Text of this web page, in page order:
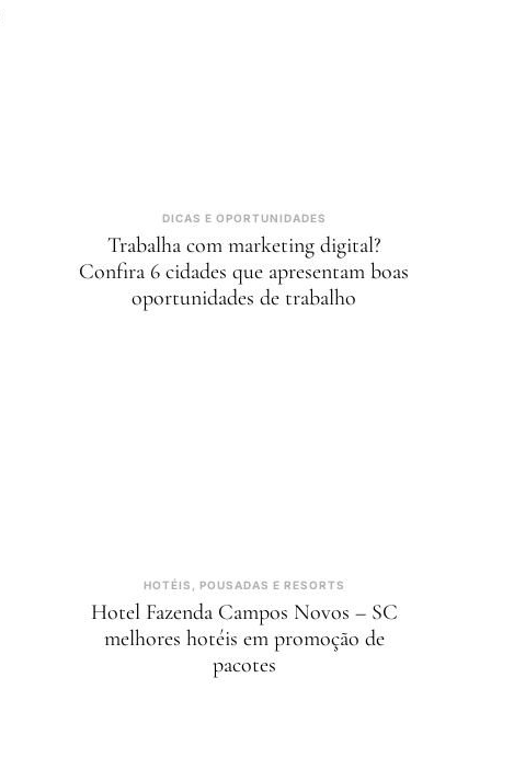
DICAS E OPORTUNIDADES
Trabalha com marketing digital?
Confira 6 cidades que apresentam boas
oportunidades de trabalho
HOTÉIS, POUSADAS E RESORTS
Hotel Fazenda Campos Novos – SC
melhores hotéis em promoção de
pacotes